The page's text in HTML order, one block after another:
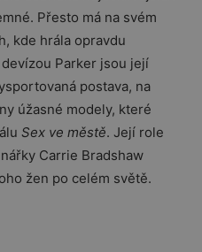
Přesto má na svém
kde hrála opravdu
Parker jsou její
postava, na
úžasné modely, které
Sex ve městě. Její role
Carrie Bradshaw
žen po celém světě.